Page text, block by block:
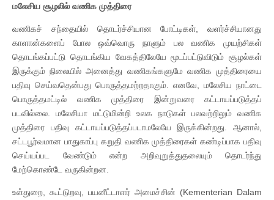
மலேசிய சூழலில் வணிக முத்திரை
வணிகச் சந்தையில் தொடர்ச்சியான போட்டிகள், வளர்ச்சியானது
காளான்களைப் போல ஒவ்வொரு நாளும் பல வணிக முயற்சிகள்
தொடங்கப்பட்டு தொடங்கிய வேகத்திலேயே மூடப்பட்டுவிடும் சூழல்கள்
இருக்கும் நிலையில் அனைத்து வணிகங்களுமே வணிக முத்திரையை
பதிவு செய்வதென்பது பொருத்தமற்றதாகும். எனவே, மலேசிய நாட்டை
பொருத்தமட்டில் வணிக முத்திரை இன்றுவரை கட்டாயப்படுத்தப்
படவில்லை. மலேசியா மட்டுமின்றி உலக நாடுகள் பலவற்றிலும் வணிக
முத்திரை பதிவு கட்டாயப்படுத்தப்படாமலேயே இருக்கின்றது. ஆனால்,
சட்டபூர்வமான பாதுகாப்பு கறுதி வணிக முத்திரைகள் கண்டிப்பாக பதிவு
செய்யப்பட வேண்டும் என்ற அறிவுறுத்துதலையும் தொடர்ந்து
மேற்கொண்டே வருகின்றன.
உள்துறை, கூட்டுறவு, பயனீட்டாளர் அமைச்சின் (Kementerian Dalam